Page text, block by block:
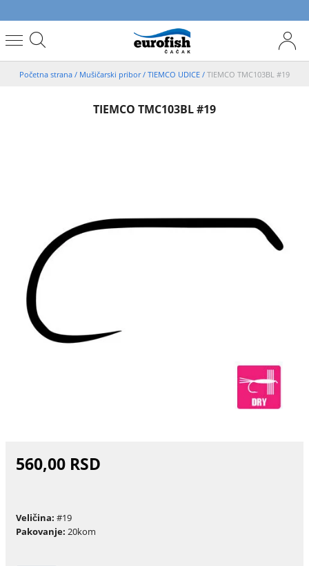
Početna strana / Mušičarski pribor/ TIEMCO UDICE / TIEMCO TMC103BL #19
TIEMCO TMC103BL #19
560,00 RSD
Veličina: #19
Pakovanje: 20kom